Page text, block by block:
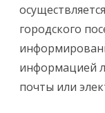
городского
информацией
почты или